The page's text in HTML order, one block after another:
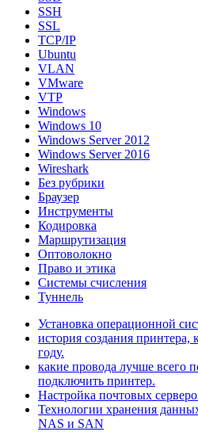
SSH
SSL
TCP/IP
Ubuntu
VLAN
VMware
VTP
Windows
Windows 10
Windows Server 2012
Windows Server 2016
Wireshark
Без рубрики
Браузер
Инструменты
Кодировка
Маршрутизация
Оптоволокно
Право и этика
Системы счисления
Туннель
Установка операционной
история создания принтера,
году.
какие провода лучше всего
подключить принтер.
Настройка почтовых
Технологии хранения
NAS и SAN